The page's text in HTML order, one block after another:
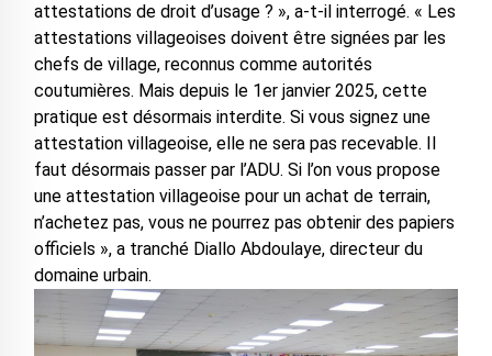
attestations de droit d’usage ? », a-t-il interrogé. « Les
attestations villageoises doivent être signées par les
chefs de village, reconnus comme autorités
coutumières. Mais depuis le 1er janvier 2025, cette
pratique est désormais interdite. Si vous signez une
attestation villageoise, elle ne sera pas recevable. Il
faut désormais passer par l’ADU. Si l’on vous propose
une attestation villageoise pour un achat de terrain,
n’achetez pas, vous ne pourrez pas obtenir des papiers
officiels », a tranché Diallo Abdoulaye, directeur du
domaine urbain.